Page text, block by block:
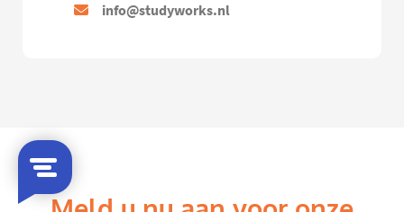
info@studyworks.nl